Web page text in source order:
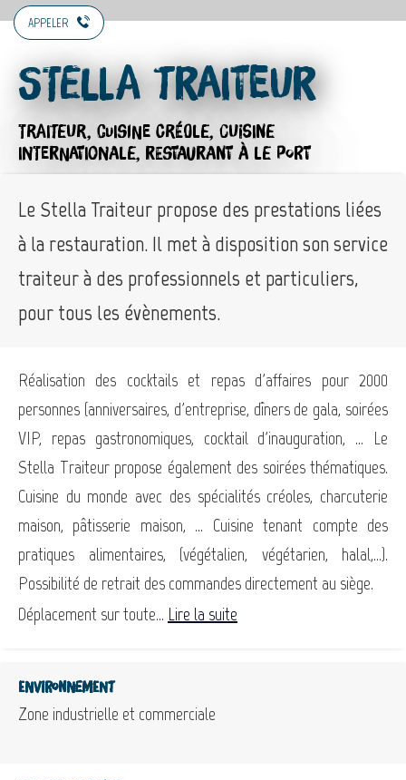
APPELER
Stella Traiteur
TRAITEUR, CUISINE CRÉOLE, CUISINE
INTERNATIONALE, RESTAURANT À LE PORT
Le Stella Traiteur propose des prestations liées
à la restauration. Il met à disposition son service
traiteur à des professionnels et particuliers,
pour tous les évènements.
Réalisation des cocktails et repas d'affaires pour 2000
personnes (anniversaires, d'entreprise, dîners de gala, soirées
VIP, repas gastronomiques, cocktail d'inauguration, ... Le
Stella Traiteur propose également des soirées thématiques.
Cuisine du monde avec des spécialités créoles, charcuterie
maison, pâtisserie maison, ... Cuisine tenant compte des
pratiques alimentaires, (végétalien, végétarien, halal,...).
Possibilité de retrait des commandes directement au siège.
Déplacement sur toute... Lire la suite
Environnement
Zone industrielle et commerciale